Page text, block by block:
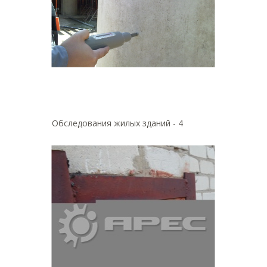
Обследования жилых зданий - 4